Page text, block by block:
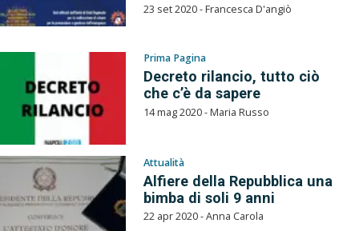
23 set 2020 - Francesca D'angiò
Prima Pagina
Decreto rilancio, tutto ciò
che c’è da sapere
14 mag 2020 - Maria Russo
Attualità
Alfiere della Repubblica una
bimba di soli 9 anni
22 apr 2020 - Anna Carola